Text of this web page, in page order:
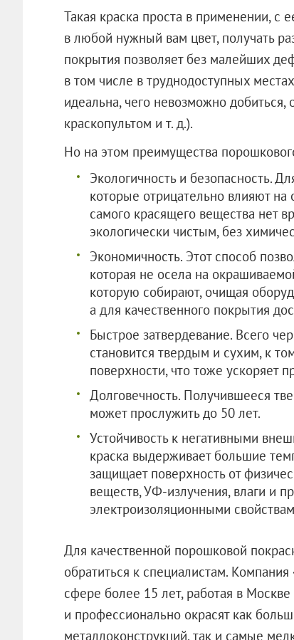
Такая краска проста в применении,
в любой нужный вам цвет, получать
покрытия позволяет без малейших
в том числе в труднодоступных
идеальна, чего невозможно
краскопультом и т. д.).
Но на этом преимущества
Экологичность и безопасность.
которые отрицательно влияют
самого красящего вещества нет
экологически чистым, без
Экономичность. Этот способ
которая не осела на
которую собирают, очищая
а для качественного покрытия
Быстрое затвердевание. Всего
становится твердым и сухим, к
поверхности, что тоже ускоряет
Долговечность. Получившееся
может прослужить до 50 лет.
Устойчивость к негативными
краска выдерживает большие
защищает поверхность от
веществ, УФ-излучения, влаги и
электроизоляционными
Для качественной порошковой
обратиться к специалистам.
сфере более 15 лет, работая в
и профессионально окрасят как
металлоконструкций, так и самые